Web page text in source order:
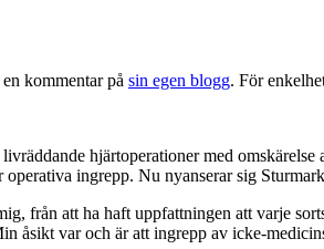
kommentar på sin egen blogg. För
hjärtoperationer med
ingrepp. Nu nyanserar sig
från att ha haft uppfattningen att varje
åsikt var och är att ingrepp av icke-